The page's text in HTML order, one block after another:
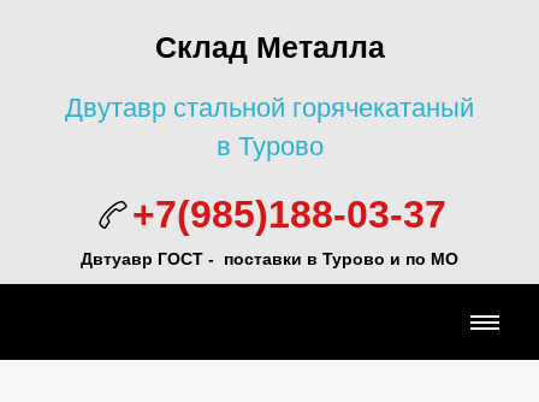
Склад Металла
Двутавр стальной горячекатаный
в Турово
+7(985)188-03-37
Двтуавр ГОСТ - поставки в Турово и по МО